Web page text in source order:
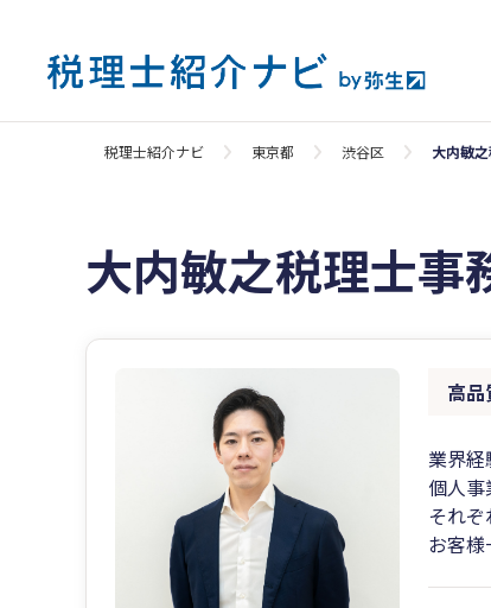
税理士紹介ナビ 東京都 渋谷区 大内敏
大内敏之税理士事
高品
業界経
個人事
それぞ
お客様